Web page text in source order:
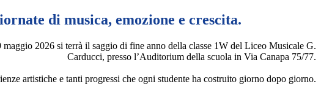
di musica, emozione e crescita.
maggio 2026 si terrà il saggio di fine anno della classe 1W del Liceo Musicale G.
Carducci, presso l’Auditorium della scuola in Via Canapa 75/77.
artistiche e tanti progressi che ogni studente ha costruito giorno dopo giorno.